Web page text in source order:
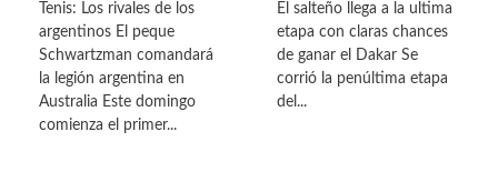
Tenis: Los rivales de los
argentinos El peque
Schwartzman comandará
la legión argentina en
Australia Este domingo
comienza el primer...
El salteño llega a la ultima
etapa con claras chances
de ganar el Dakar Se
corrió la penúltima etapa
del...